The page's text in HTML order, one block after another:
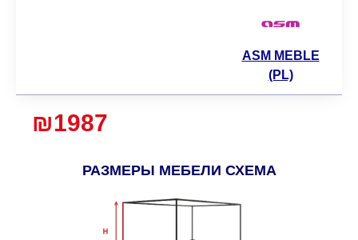
РАЗМЕРЫ МЕБЕЛИ СХЕМА
₪1987
ASM MEBLE
(PL)